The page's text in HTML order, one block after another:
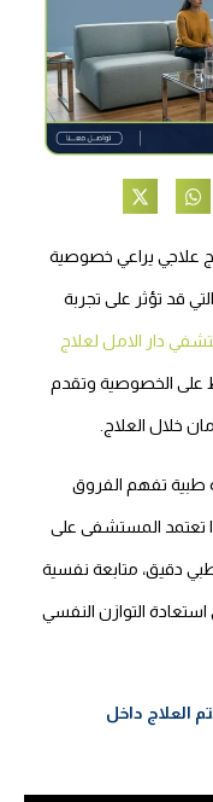
علاجي يراعي خصوصية
قد تؤثر على تجربة
دار الامل لعلاج
على الخصوصية وتقدم
خلال العلاج.
طبية تفهم الفروق
تعتمد المستشفى على
دقيق، متابعة نفسية
التوازن النفسي
العلاج داخل